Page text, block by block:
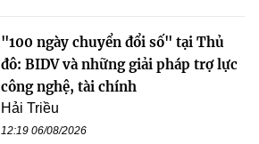
"100 ngày chuyển đổi số" tại Thủ
đô: BIDV và những giải pháp trợ lực
công nghệ, tài chính
Hải Triều
12:19 06/08/2026